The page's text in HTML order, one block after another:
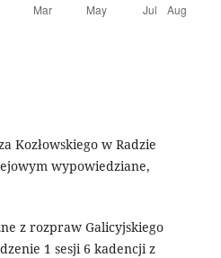
Kozłowskiego w Radzie
wypowiedziane,
z rozpraw Galicyjskiego
1 sesji 6 kadencji z